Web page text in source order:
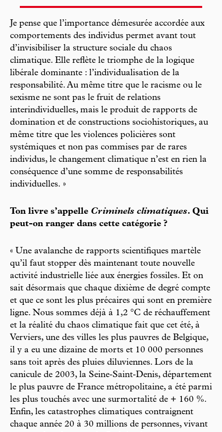
Je pense que l’importance démesurée accordée aux
comportements des individus permet avant tout
d’invisibiliser la structure sociale du chaos
climatique. Elle reflète le triomphe de la logique
libérale dominante : l’individualisation de la
responsabilité. Au même titre que le racisme ou le
sexisme ne sont pas le fruit de relations
interindividuelles, mais le produit de rapports de
domination et de constructions sociohistoriques, au
même titre que les violences policières sont
systémiques et non pas commises par de rares
individus, le changement climatique n’est en rien la
conséquence d’une somme de responsabilités
individuelles. »
Ton livre s’appelle Criminels climatiques. Qui
peut-on ranger dans cette catégorie ?
« Une avalanche de rapports scientifiques martèle
qu’il faut stopper dès maintenant toute nouvelle
activité industrielle liée aux énergies fossiles. Et on
sait désormais que chaque dixième de degré compte
et que ce sont les plus précaires qui sont en première
ligne. Nous sommes déjà à 1,2 °C de réchauffement
et la réalité du chaos climatique fait que cet été, à
Verviers, une des villes les plus pauvres de Belgique,
il y a eu une dizaine de morts et 10 000 personnes
sans toit après des pluies diluviennes. Lors de la
canicule de 2003, la Seine‑Saint‑Denis, département
le plus pauvre de France métropolitaine, a été parmi
les plus touchés avec une surmortalité de + 160 %.
Enfin, les catastrophes climatiques contraignent
chaque année 20 à 30 millions de personnes, vivant